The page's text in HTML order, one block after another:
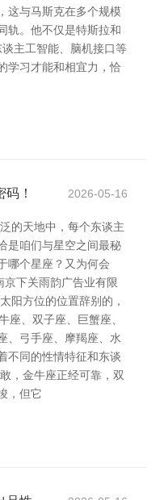
这与马斯克在多个规模
轨。他不仅是特斯拉和
主工智能、脑机接口等
学习才能和相宜力，恰
！ 2026-05-16
的天地中，每个东谈主
是咱们与星空之间最秘
哪个星座？又为何会
京下关雨韵广告业有限
阳方位的位置辞别的，
座、双子座、巨蟹座、
、弓手座、摩羯座、水
不同的性情特征和东谈
，金牛座正经可靠，双
，但它